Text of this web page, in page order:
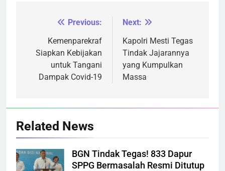
NavigasiPrevious:
Kemenparekraf
Siapkan Kebijakan
untuk Tangani
Dampak Covid-19
Next:
Kapolri Mesti Tegas
Tindak Jajarannya
yang Kumpulkan
Massa
Related News
BGN Tindak Tegas! 833 Dapur
SPPG Bermasalah Resmi Ditutup